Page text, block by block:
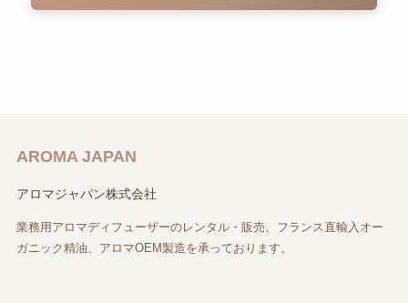
AROMA JAPAN
アロマジャパン株式会社
業務用アロマディフューザーのレンタル・販売、フランス直輸入オー
ガニック精油、アロマOEM製造を承っております。